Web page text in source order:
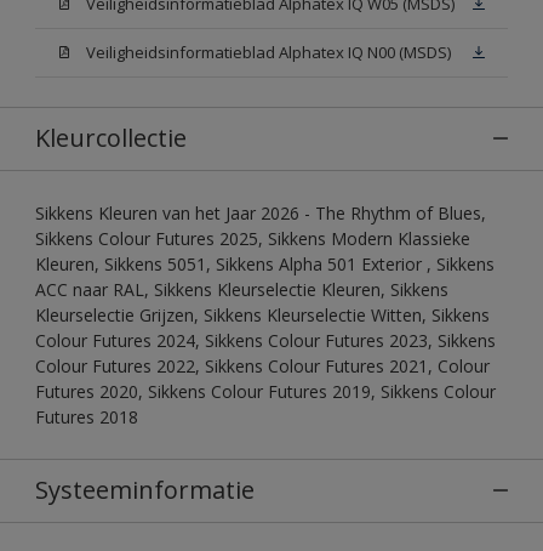
Veiligheidsinformatieblad Alphatex IQ N00 (MSDS)
Kleurcollectie
Sikkens Kleuren van het Jaar 2026 - The Rhythm of Blues,
Sikkens Colour Futures 2025, Sikkens Modern Klassieke
Kleuren, Sikkens 5051, Sikkens Alpha 501 Exterior , Sikkens
ACC naar RAL, Sikkens Kleurselectie Kleuren, Sikkens
Kleurselectie Grijzen, Sikkens Kleurselectie Witten, Sikkens
Colour Futures 2024, Sikkens Colour Futures 2023, Sikkens
Colour Futures 2022, Sikkens Colour Futures 2021, Colour
Futures 2020, Sikkens Colour Futures 2019, Sikkens Colour
Futures 2018
Systeeminformatie